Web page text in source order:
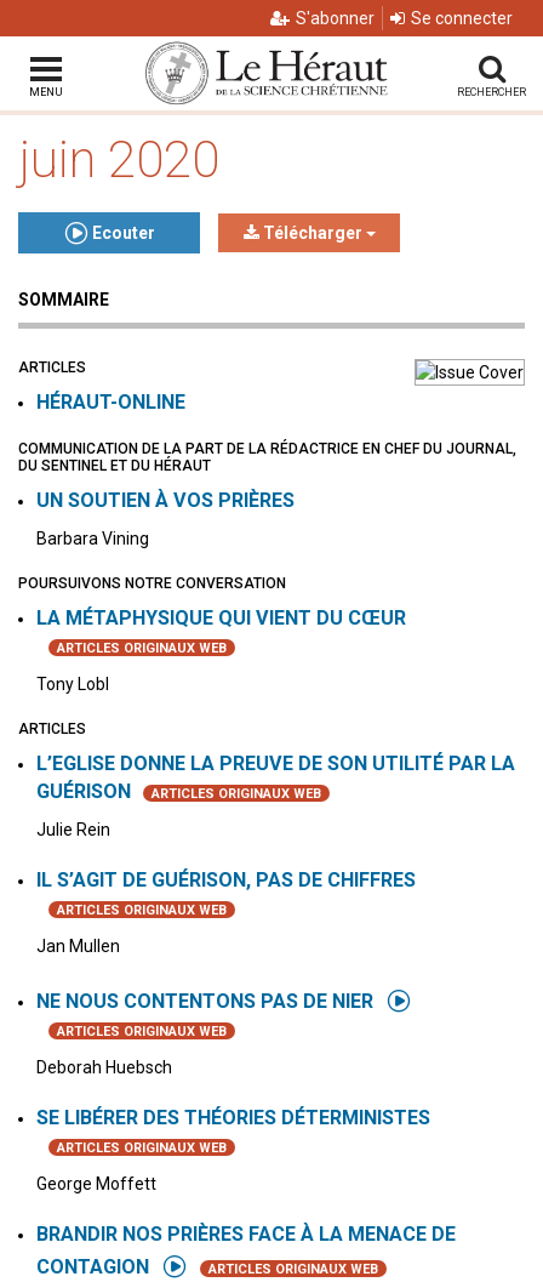
S'abonner Se connecter
MENU RECHERCHER
juin 2020
Ecouter Télécharger
Click to play or pause the audio
SOMMAIRE
ARTICLES
HÉRAUT-ONLINE
COMMUNICATION DE LA PART DE LA RÉDACTRICE EN CHEF DU JOURNAL,
DU SENTINEL ET DU HÉRAUT
UN SOUTIEN À VOS PRIÈRES
Barbara Vining
POURSUIVONS NOTRE CONVERSATION
LA MÉTAPHYSIQUE QUI VIENT DU CŒUR
ARTICLES ORIGINAUX WEB
Tony Lobl
ARTICLES
L’EGLISE DONNE LA PREUVE DE SON UTILITÉ PAR LA
GUÉRISON
ARTICLES ORIGINAUX WEB
Julie Rein
IL S’AGIT DE GUÉRISON, PAS DE CHIFFRES
ARTICLES ORIGINAUX WEB
Jan Mullen
NE NOUS CONTENTONS PAS DE NIER
ARTICLES ORIGINAUX WEB
Deborah Huebsch
SE LIBÉRER DES THÉORIES DÉTERMINISTES
ARTICLES ORIGINAUX WEB
George Moffett
BRANDIR NOS PRIÈRES FACE À LA MENACE DE
CONTAGION
ARTICLES ORIGINAUX WEB